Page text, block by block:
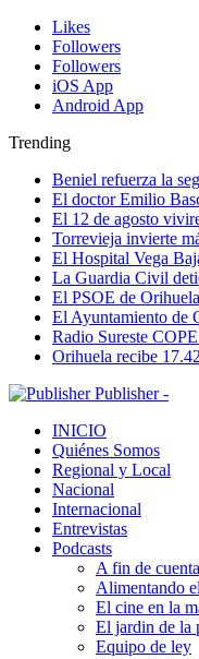
Likes
Followers
Followers
iOS App
Android App
Trending
Beniel refuerza la
El doctor Emilio
El 12 de agosto
Torrevieja invierte
El Hospital Vega
La Guardia Civil
El PSOE de
El Ayuntamiento de
Radio Sureste
Orihuela recibe
Publisher -
INICIO
Quiénes Somos
Regional y Local
Nacional
Internacional
Entrevistas
Podcasts
A fin de
Alimentando
El cine en la
El jardin de la
Equipo de ley